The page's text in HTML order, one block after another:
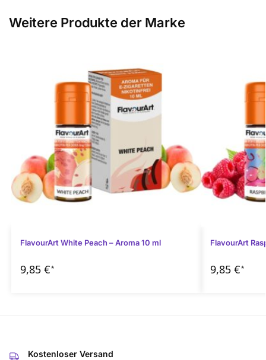
Weitere Produkte der Marke
FlavourArt White Peach – Aroma 10 ml
9,85 €*
FlavourArt
9,85 €*
Kostenloser Versand